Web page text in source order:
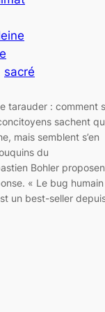
sacré
tarauder : comment
sachent
mais semblent s’en
du
Bohler
« Le bug humain
un best-seller